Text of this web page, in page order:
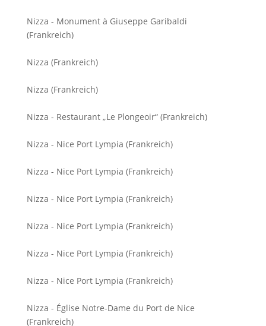
Nizza - Monument à Giuseppe Garibaldi
(Frankreich)
Nizza (Frankreich)
Nizza (Frankreich)
Nizza - Restaurant „Le Plongeoir“ (Frankreich)
Nizza - Nice Port Lympia (Frankreich)
Nizza - Nice Port Lympia (Frankreich)
Nizza - Nice Port Lympia (Frankreich)
Nizza - Nice Port Lympia (Frankreich)
Nizza - Nice Port Lympia (Frankreich)
Nizza - Nice Port Lympia (Frankreich)
Nizza - Église Notre-Dame du Port de Nice
(Frankreich)